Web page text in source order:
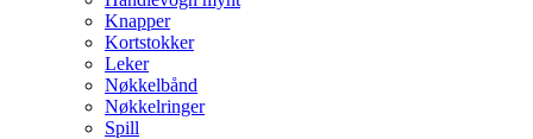
Knapper
Kortstokker
Leker
Nøkkelbånd
Nøkkelringer
Spill